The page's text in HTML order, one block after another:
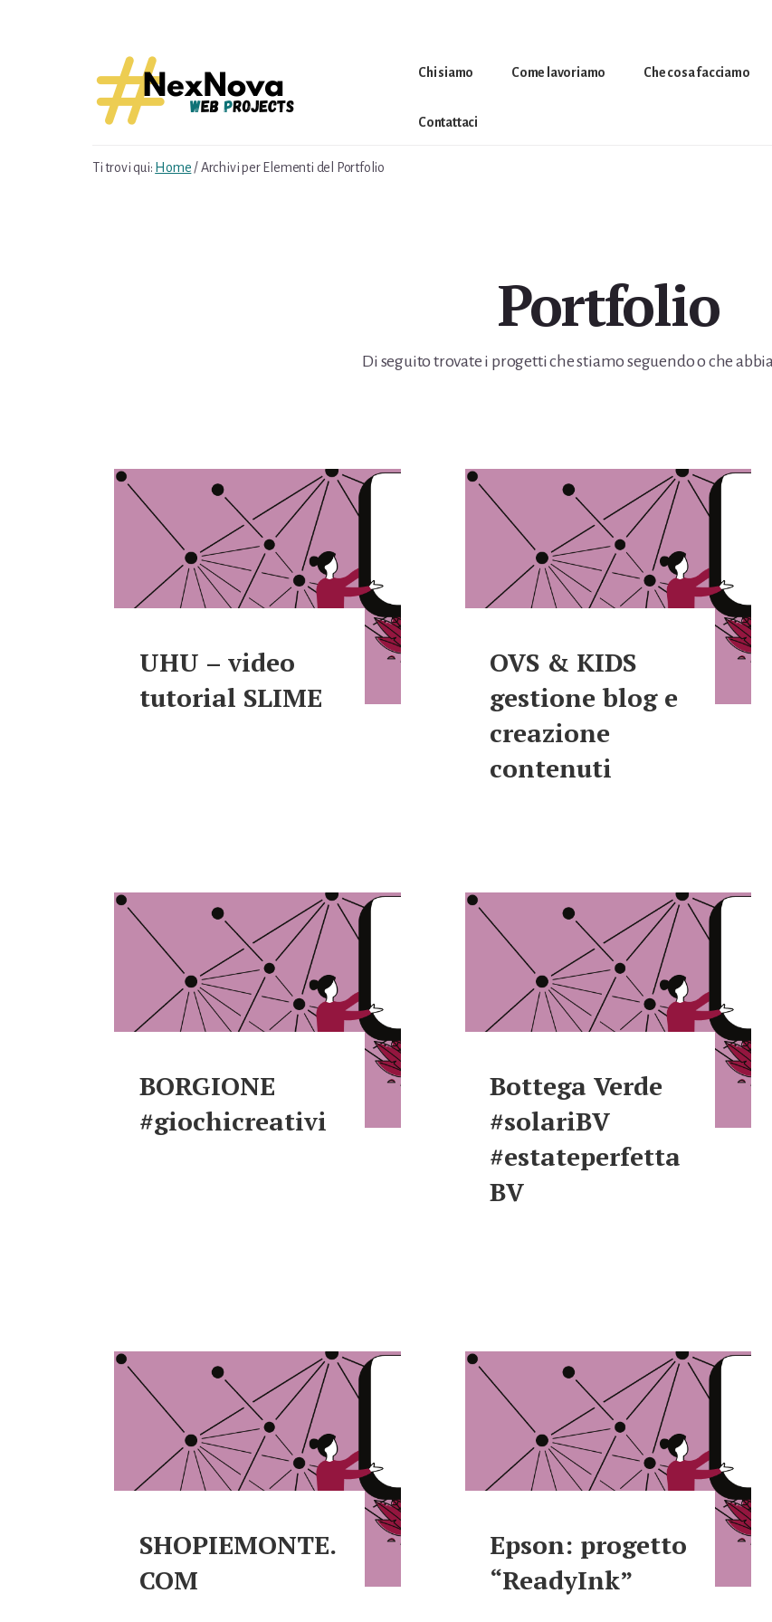
Chi siamo Come lavoriamo Che cosa facciamo
Contattaci
Ti trovi qui: Home /Archivi per Elementi del Portfolio
Portfolio
Di seguito trovate i progetti che stiamo seguendo o che
UHU – video
tutorial SLIME
OVS & KIDS
gestione blog e
creazione
contenuti
BORGIONE
#giochicreativi
Bottega Verde
#solariBV
#estateperfetta
BV
SHOPIEMONTE.
COM
Epson: progetto
“ReadyInk”